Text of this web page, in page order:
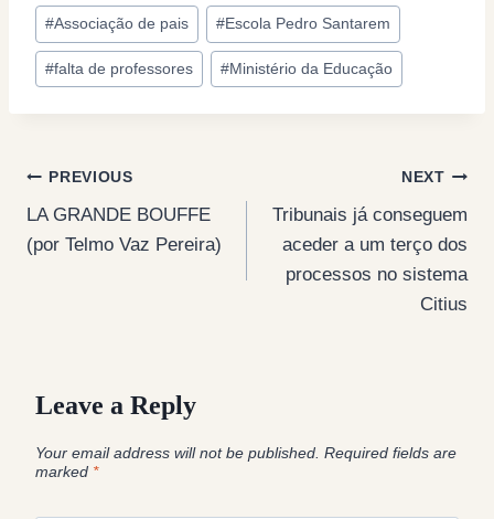
Post
Tags:
#Associação de pais #Escola Pedro Santarem
#falta de professores #Ministério da Educação
Post
navigation
PREVIOUS
LA GRANDE BOUFFE
(por Telmo Vaz Pereira)
NEXT
Tribunais já conseguem
aceder a um terço dos
processos no sistema
Citius
Leave a Reply
Your email address will not be published. Required fields are
marked *